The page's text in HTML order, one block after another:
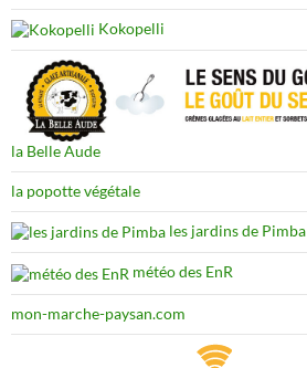
Kokopelli
la Belle Aude
la popotte végétale
les jardins de Pimba
météo des EnR
mon-marche-paysan.com